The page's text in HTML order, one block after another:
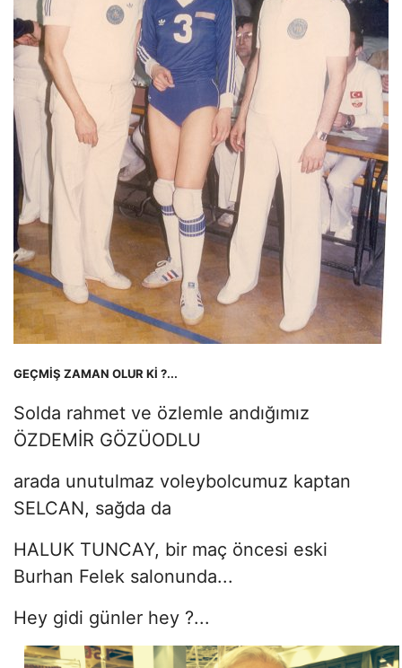
GEÇMİŞ ZAMAN OLUR Kİ ?...
Solda rahmet ve özlemle andığımız
ÖZDEMİR GÖZÜODLU
arada unutulmaz voleybolcumuz kaptan
SELCAN, sağda da
HALUK TUNCAY, bir maç öncesi eski
Burhan Felek salonunda...
Hey gidi günler hey ?...